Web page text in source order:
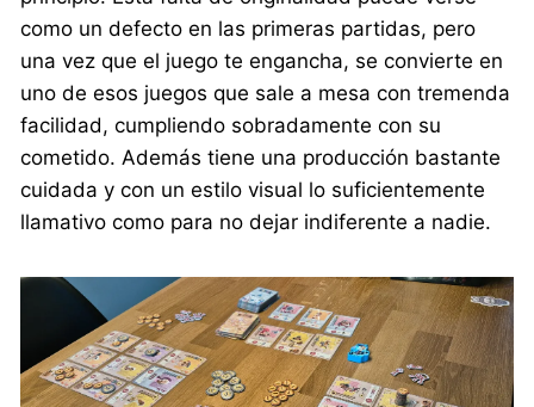
como un defecto en las primeras partidas, pero
una vez que el juego te engancha, se convierte en
uno de esos juegos que sale a mesa con tremenda
facilidad, cumpliendo sobradamente con su
cometido. Además tiene una producción bastante
cuidada y con un estilo visual lo suficientemente
llamativo como para no dejar indiferente a nadie.